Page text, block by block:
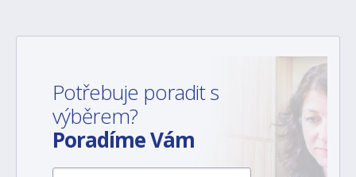
Potřebuje poradit s
výběrem?
Poradíme Vám